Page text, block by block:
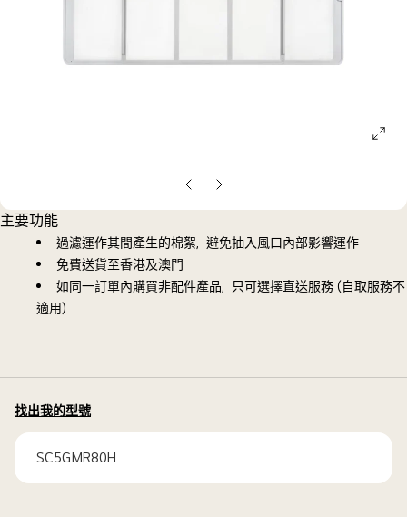
上
一
張
投
影
片
下
一
張
投
片
主要功能
過濾運作其間產生的棉絮，避免抽入風口內部影響運作
免費送貨至香港及澳門
如同一訂單內購買非配件產品，只可選擇直送服務 (自取服務不
適用)
找出我的型號
SC5GMR80H